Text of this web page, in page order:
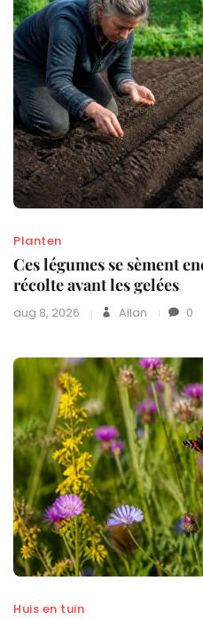
Planten
Ces légumes se sèment
récolte avant les gelées
aug 8, 2026 Allan 0
Huis en tuin